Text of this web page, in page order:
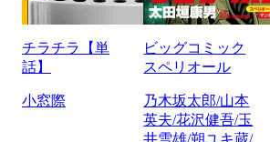
チラチラ【単
話】
小窓際
ビッグコミック
スペリオール
乃木坂太郎/山本
英夫/花沢健吾/玉